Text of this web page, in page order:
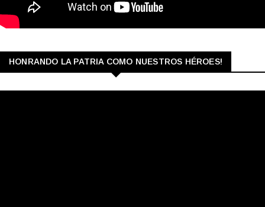
HONRANDO LA PATRIA COMO NUESTROS HÉROES!